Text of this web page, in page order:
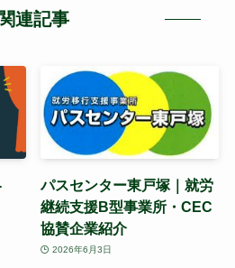
関連記事
パスセンター東戸塚｜就労
継続支援B型事業所・CEC
協賛企業紹介
2026年6月3日